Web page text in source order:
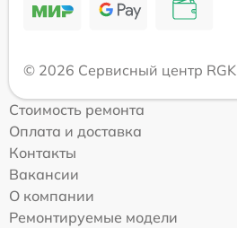
© 2026 Сервисный центр RGK
Стоимость ремонта
Оплата и доставка
Контакты
Вакансии
О компании
Ремонтируемые модели